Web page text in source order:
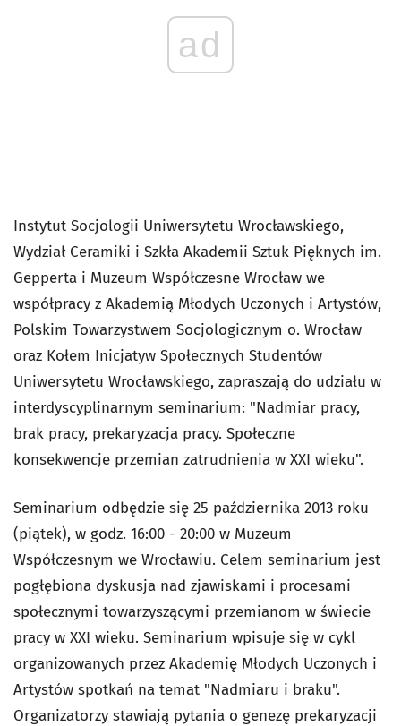
ad
Instytut Socjologii Uniwersytetu Wrocławskiego,
Wydział Ceramiki i Szkła Akademii Sztuk Pięknych im.
Gepperta i Muzeum Współczesne Wrocław we
współpracy z Akademią Młodych Uczonych i Artystów,
Polskim Towarzystwem Socjologicznym o. Wrocław
oraz Kołem Inicjatyw Społecznych Studentów
Uniwersytetu Wrocławskiego, zapraszają do udziału w
interdyscyplinarnym seminarium: "Nadmiar pracy,
brak pracy, prekaryzacja pracy. Społeczne
konsekwencje przemian zatrudnienia w XXI wieku".
Seminarium odbędzie się 25 października 2013 roku
(piątek), w godz. 16:00 - 20:00 w Muzeum
Współczesnym we Wrocławiu. Celem seminarium jest
pogłębiona dyskusja nad zjawiskami i procesami
społecznymi towarzyszącymi przemianom w świecie
pracy w XXI wieku. Seminarium wpisuje się w cykl
organizowanych przez Akademię Młodych Uczonych i
Artystów spotkań na temat "Nadmiaru i braku".
Organizatorzy stawiają pytania o genezę prekaryzacji